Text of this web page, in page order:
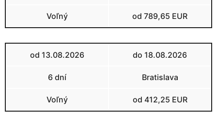
Voľný od 789,65 EUR
od 13.08.2026 do 18.08.2026
6 dní Bratislava
Voľný od 412,25 EUR